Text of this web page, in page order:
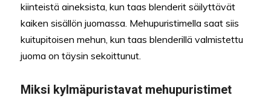
kiinteistä aineksista, kun taas blenderit säilyttävät
kaiken sisällön juomassa. Mehupuristimella saat siis
kuitupitoisen mehun, kun taas blenderillä valmistettu
juoma on täysin sekoittunut.
Miksi kylmäpuristavat mehupuristimet